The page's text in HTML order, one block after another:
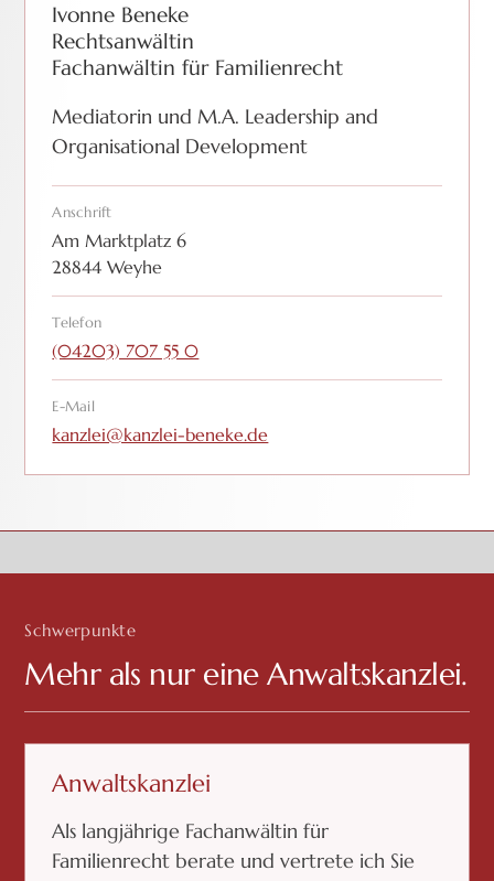
Ivonne Beneke
Rechtsanwältin
Fachanwältin für Familienrecht
Mediatorin und M.A. Leadership and
Organisational Development
Anschrift
Am Marktplatz 6
28844 Weyhe
Telefon
(04203) 707 55 0
E-Mail
kanzlei@kanzlei-beneke.de
Schwerpunkte
Mehr als nur eine Anwaltskanzlei.
Anwaltskanzlei
Als langjährige Fachanwältin für
Familienrecht berate und vertrete ich Sie